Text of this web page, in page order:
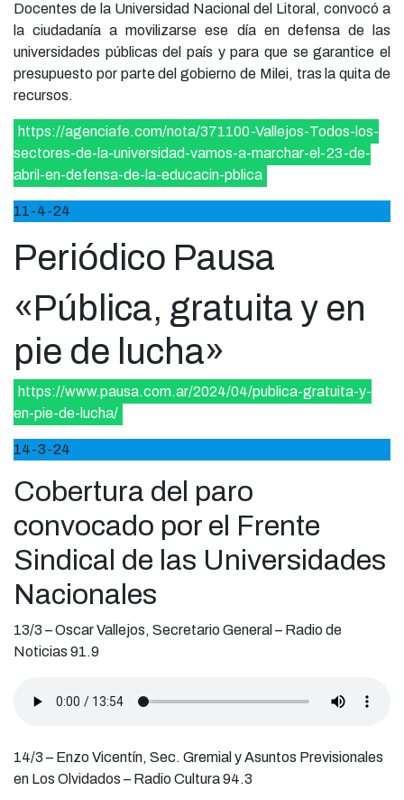
Docentes de la Universidad Nacional del Litoral, convocó a
la ciudadanía a movilizarse ese día en defensa de las
universidades públicas del país y para que se garantice el
presupuesto por parte del gobierno de Milei, tras la quita de
recursos.
https://agenciafe.com/nota/371100-Vallejos-Todos-los-
sectores-de-la-universidad-vamos-a-marchar-el-23-de-
abril-en-defensa-de-la-educacin-pblica
11-4-24
Periódico Pausa
«Pública, gratuita y en
pie de lucha»
https://www.pausa.com.ar/2024/04/publica-gratuita-y-
en-pie-de-lucha/
14-3-24
Cobertura del paro
convocado por el Frente
Sindical de las Universidades
Nacionales
13/3 – Oscar Vallejos, Secretario General – Radio de
Noticias 91.9
14/3 – Enzo Vicentín, Sec. Gremial y Asuntos Previsionales
en Los Olvidados – Radio Cultura 94.3